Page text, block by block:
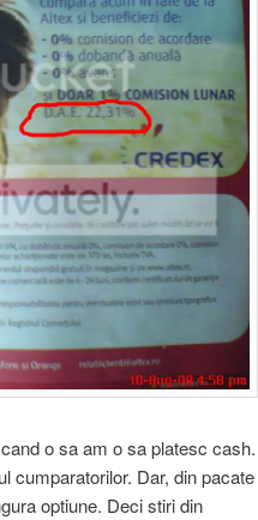
o sa am o sa platesc cash.
cumparatorilor. Dar, din pacate
optiune. Deci stiri din